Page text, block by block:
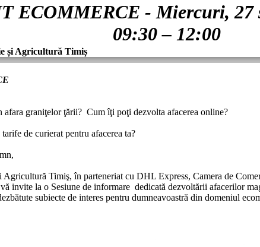
ECOMMERCE - Miercuri, 27
09:30 – 12:00
și Agricultură Timiș
afara graniţelor ţării? Cum îţi poţi dezvolta afacerea online?
de curierat pentru afacerea ta?
Agricultură Timiş, în parteneriat cu DHL Express, Camera de
invite la o Sesiune de informare dedicată dezvoltării afacerilor
subiecte de interes pentru dumneavoastră din domeniul